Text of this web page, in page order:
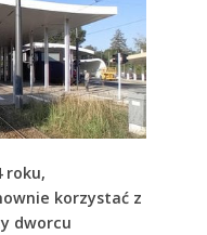
roku,
korzystać z
dworcu